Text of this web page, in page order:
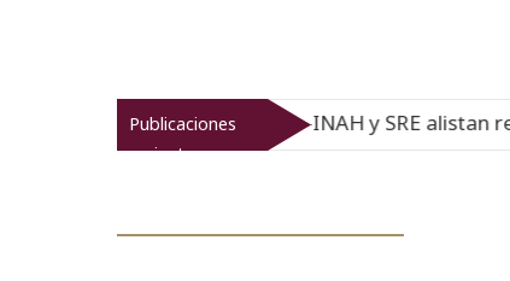
Publicaciones
recientes
INAH y SRE alistan repatriación de